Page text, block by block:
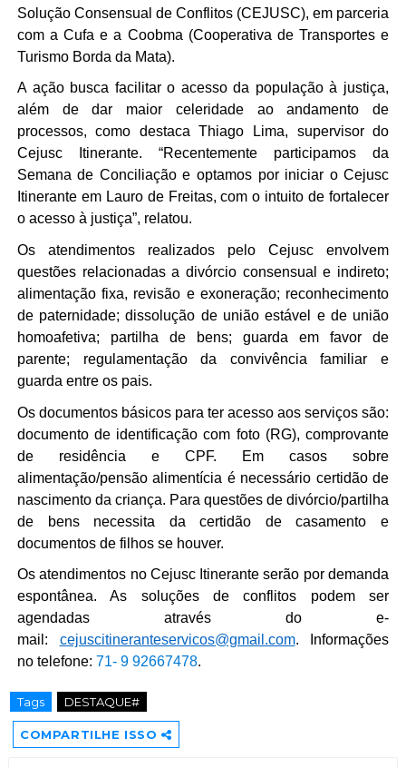
Solução Consensual de Conflitos (CEJUSC), em parceria
com a Cufa e a Coobma (Cooperativa de Transportes e
Turismo Borda da Mata).
A ação busca facilitar o acesso da população à justiça,
além de dar maior celeridade ao andamento de
processos, como destaca Thiago Lima, supervisor do
Cejusc Itinerante. “Recentemente participamos da
Semana de Conciliação e optamos por iniciar o Cejusc
Itinerante em Lauro de Freitas, com o intuito de fortalecer
o acesso à justiça”, relatou.
Os atendimentos realizados pelo Cejusc envolvem
questões relacionadas a divórcio consensual e indireto;
alimentação fixa, revisão e exoneração; reconhecimento
de paternidade; dissolução de união estável e de união
homoafetiva; partilha de bens; guarda em favor de
parente; regulamentação da convivência familiar e
guarda entre os pais.
Os documentos básicos para ter acesso aos serviços são:
documento de identificação com foto (RG), comprovante
de residência e CPF. Em casos sobre
alimentação/pensão alimentícia é necessário certidão de
nascimento da criança. Para questões de divórcio/partilha
de bens necessita da certidão de casamento e
documentos de filhos se houver.
Os atendimentos no Cejusc Itinerante serão por demanda
espontânea. As soluções de conflitos podem ser
agendadas através do e-
mail: cejuscitineranteservicos@gmail.com. Informações
no telefone: 71- 9 92667478.
Tags DESTAQUE#
COMPARTILHE ISSO